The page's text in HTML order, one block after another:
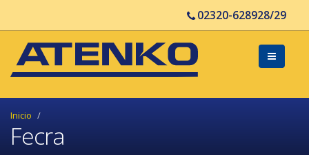
02320-628928/29
Inicio
Fecra